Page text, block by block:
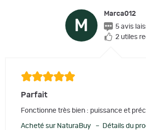
M
Marca012
5 avis
2 utiles
Parfait
Fonctionne très bien : puissance et
Acheté sur NaturaBuy – Détails du